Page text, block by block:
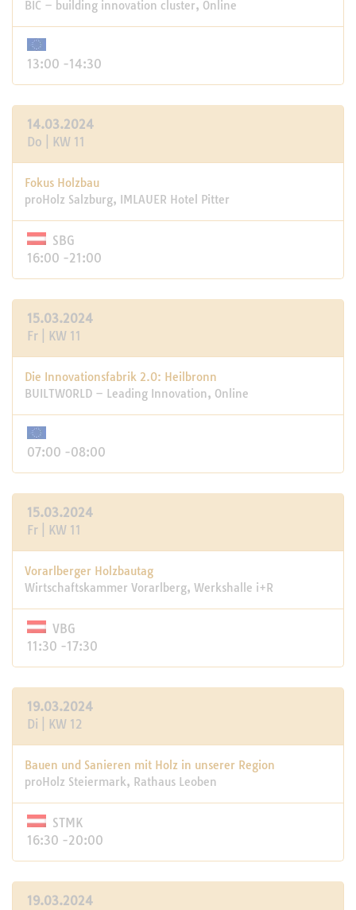
BIC – building innovation cluster, Online
13:00 -14:30
14.03.2024
Do | KW 11
Fokus Holzbau
proHolz Salzburg, IMLAUER Hotel Pitter
SBG
16:00 -21:00
15.03.2024
Fr | KW 11
Die Innovationsfabrik 2.0: Heilbronn
BUILTWORLD – Leading Innovation, Online
07:00 -08:00
15.03.2024
Fr | KW 11
Vorarlberger Holzbautag
Wirtschaftskammer Vorarlberg, Werkshalle i+R
VBG
11:30 -17:30
19.03.2024
Di | KW 12
Bauen und Sanieren mit Holz in unserer Region
proHolz Steiermark, Rathaus Leoben
STMK
16:30 -20:00
19.03.2024